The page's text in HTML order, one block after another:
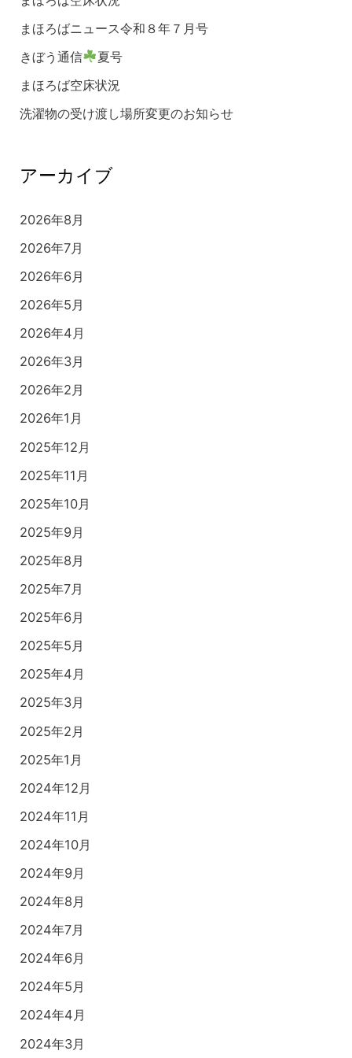
まほろばニュース令和８年７月号
きぼう通信
夏号
まほろば空床状況
洗濯物の受け渡し場所変更のお知らせ
アーカイブ
2026年8月
2026年7月
2026年6月
2026年5月
2026年4月
2026年3月
2026年2月
2026年1月
2025年12月
2025年11月
2025年10月
2025年9月
2025年8月
2025年7月
2025年6月
2025年5月
2025年4月
2025年3月
2025年2月
2025年1月
2024年12月
2024年11月
2024年10月
2024年9月
2024年8月
2024年7月
2024年6月
2024年5月
2024年4月
2024年3月